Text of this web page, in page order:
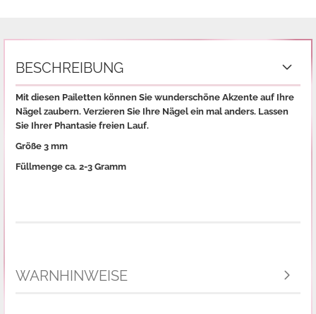
BESCHREIBUNG
Mit diesen Pailetten können Sie wunderschöne Akzente auf Ihre
Nägel zaubern. Verzieren Sie Ihre Nägel ein mal anders. Lassen
Sie Ihrer Phantasie freien Lauf.
Größe 3 mm
Füllmenge ca. 2-3 Gramm
WARNHINWEISE